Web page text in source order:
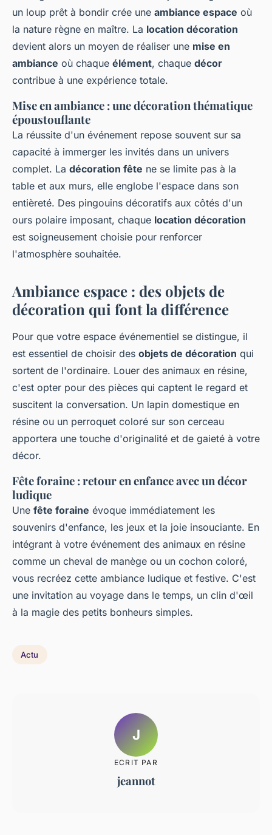
un loup prêt à bondir crée une ambiance espace où
la nature règne en maître. La location décoration
devient alors un moyen de réaliser une mise en
ambiance où chaque élément, chaque décor
contribue à une expérience totale.
Mise en ambiance : une décoration thématique
époustouflante
La réussite d'un événement repose souvent sur sa
capacité à immerger les invités dans un univers
complet. La décoration fête ne se limite pas à la
table et aux murs, elle englobe l'espace dans son
entièreté. Des pingouins décoratifs aux côtés d'un
ours polaire imposant, chaque location décoration
est soigneusement choisie pour renforcer
l'atmosphère souhaitée.
Ambiance espace : des objets de
décoration qui font la différence
Pour que votre espace événementiel se distingue, il
est essentiel de choisir des objets de décoration qui
sortent de l'ordinaire. Louer des animaux en résine,
c'est opter pour des pièces qui captent le regard et
suscitent la conversation. Un lapin domestique en
résine ou un perroquet coloré sur son cerceau
apportera une touche d'originalité et de gaieté à votre
décor.
Fête foraine : retour en enfance avec un décor
ludique
Une fête foraine évoque immédiatement les
souvenirs d'enfance, les jeux et la joie insouciante. En
intégrant à votre événement des animaux en résine
comme un cheval de manège ou un cochon coloré,
vous recréez cette ambiance ludique et festive. C'est
une invitation au voyage dans le temps, un clin d'œil
à la magie des petits bonheurs simples.
Actu
J
ECRIT PAR
jeannot